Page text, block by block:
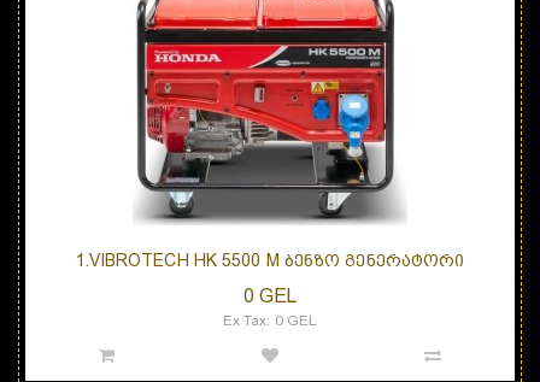
1.VIBROTECH HK 5500 M ᲑᲔᲜᲖᲝ ᲒᲔᲜᲔᲠᲐᲢᲝᲠᲘ
0 GEL
Ex Tax: 0 GEL